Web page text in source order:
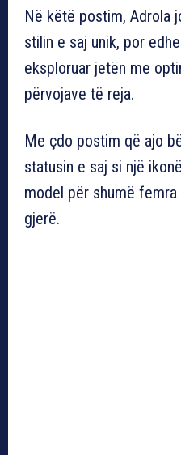
Në këtë postim, Adrola
stilin e saj unik, por
eksploruar jetën me
përvojave të reja.
Me çdo postim që ajo
statusin e saj si një
model për shumë
gjerë.